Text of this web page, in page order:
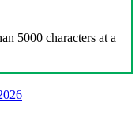
5000 characters at a